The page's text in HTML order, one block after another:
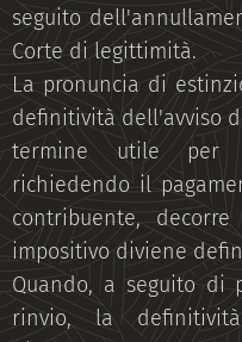
seguito
Corte di legittimità.
La pronuncia di
definitività dell'avviso
termine utile per
richiedendo il
contribuente,
impositivo diviene
Quando, a seguito di
rinvio, la definitività